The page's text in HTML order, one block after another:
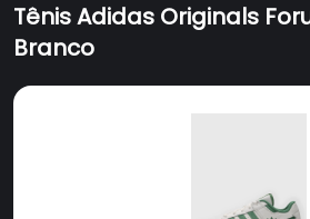
Tênis Adidas Originals
Branco